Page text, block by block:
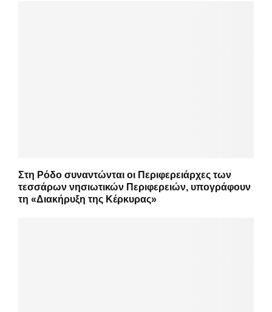
Στη Ρόδο συναντώνται οι Περιφερειάρχες των
τεσσάρων νησιωτικών Περιφερειών, υπογράφουν
τη «Διακήρυξη της Κέρκυρας»